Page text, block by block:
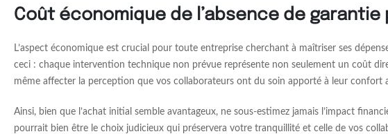
Coût économique de l’absence de
L’aspect économique est crucial pour toute entreprise cherchant à maîtriser ses
ceci : chaque intervention technique non prévue représente non seulement un coût
même affecter la perception que vos collaborateurs ont du soin apporté à leur confort
Ainsi, bien que l’achat initial semble avantageux, ne sous-estimez jamais l’impact
pourrait bien être le choix judicieux qui préservera votre tranquillité et celle de vos